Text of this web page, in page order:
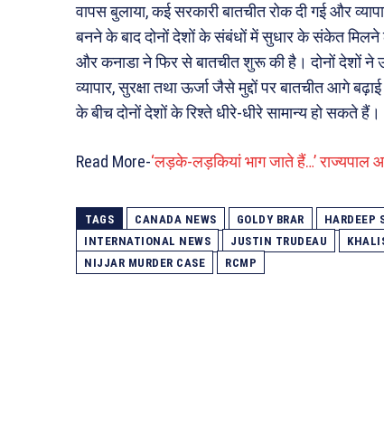
वापस बुलाया, कई सरकारी बातचीत रोक दी गई और
बनने के बाद दोनों देशों के संबंधों में सुधार के संकेत मिलने
और कनाडा ने फिर से बातचीत शुरू की है। दोनों देशों ने
व्यापार, सुरक्षा तथा ऊर्जा जैसे मुद्दों पर बातचीत आगे
के बीच दोनों देशों के रिश्ते धीरे-धीरे सामान्य हो सकते हैं।
Read More-‘लड़के-लड़कियां भाग जाते हैं…’ राज्यपाल
TAGS CANADA NEWS GOLDY BRAR HARDEEP
INTERNATIONAL NEWS
JUSTIN TRUDEAU
NIJJAR MURDER CASE
RCMP